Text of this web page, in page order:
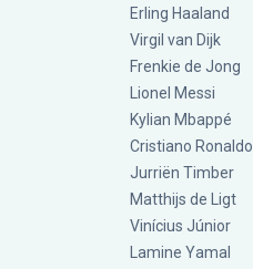
Erling Haaland
Virgil van Dijk
Frenkie de Jong
Lionel Messi
Kylian Mbappé
Cristiano Ronaldo
Jurriën Timber
Matthijs de Ligt
Vinícius Júnior
Lamine Yamal